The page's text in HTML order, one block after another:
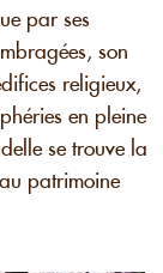
par ses
son
religieux,
en pleine
se trouve la
patrimoine